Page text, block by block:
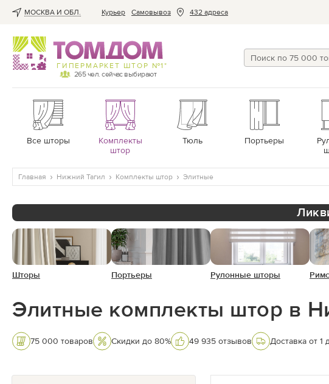
МОСКВА И ОБЛ. Курьер Cамовывоз 432 адреса
ГИПЕРМАРКЕТ ШТОР №1*
265чел. сейчас выбирают
Все шторы
Комплекты
штор
Тюль Портьеры
Главная Нижний Тагил Комплекты штор Элитные
Шторы Портьеры Рулонные шторы
Элитные комплекты штор в
75 000 товаров Скидки до 80% 49 935 отзывов Доставка от 1